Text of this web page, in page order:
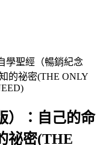
學聖經（暢銷紀念
的祕密(THE ONLY
）：自己的命
祕密(THE